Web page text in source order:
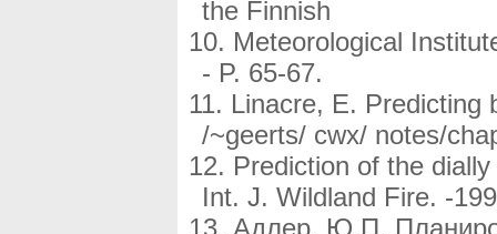
the Finnish
Meteorological
- P. 65-67.
Linacre, E. Predicting
/~geerts/ cwx/ notes/
Prediction of the
Int. J. Wildland Fire. -